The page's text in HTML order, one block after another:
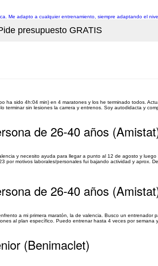
Me adapto a cualquier entrenamiento, siempre adaptando el
ha sido 4h:04 min) en 4 maratones y los he terminado todos.
sin lesiones la carrera y entrenos. Soy autodidacta y
de 26-40 años
y necesito ayuda para llegar a punto al 12 de agosto y luego
motivos laborales/personales fui bajando actividad y aprox.
de 26-40 años
a mi primera maratón, la de valencia. Busco un entrenador
al plan específico. Puedo entrenar hasta 4 veces por semana y
(Benimaclet)